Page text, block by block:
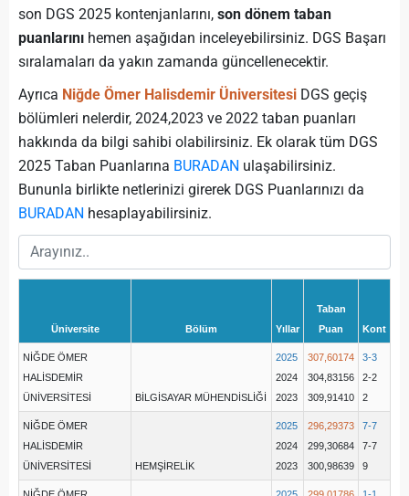
son DGS 2025 kontenjanlarını, son dönem taban
puanlarını hemen aşağıdan inceleyebilirsiniz. DGS Başarı
sıralamaları da yakın zamanda güncellenecektir.
Ayrıca Niğde Ömer Halisdemir Üniversitesi DGS geçiş
bölümleri nelerdir, 2024,2023 ve 2022 taban puanları
hakkında da bilgi sahibi olabilirsiniz. Ek olarak tüm DGS
2025 Taban Puanlarına BURADAN ulaşabilirsiniz.
Bununla birlikte netlerinizi girerek DGS Puanlarınızı da
BURADAN hesaplayabilirsiniz.
Üniversite Bölüm Yıllar
Taban
Puan
Kont
NİĞDE ÖMER
HALİSDEMİR
ÜNİVERSİTESİ
BİLGİSAYAR MÜHENDİSLİĞİ
2025
2024
2023
307,60174
304,83156
309,91410
3-3
2-2
2
NİĞDE ÖMER
HALİSDEMİR
ÜNİVERSİTESİ
HEMŞİRELİK
2025
2024
2023
296,29373
299,30684
300,98639
7-7
7-7
9